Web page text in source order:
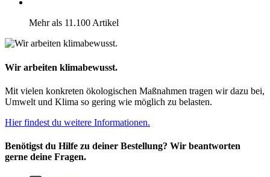
Mehr als 11.100 Artikel
Wir arbeiten klimabewusst.
Mit vielen konkreten ökologischen Maßnahmen tragen wir dazu bei,
Umwelt und Klima so gering wie möglich zu belasten.
Hier findest du weitere Informationen.
Benötigst du Hilfe zu deiner Bestellung? Wir beantworten
gerne deine Fragen.